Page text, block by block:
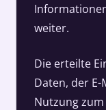
weiter.
Die erteilte
Daten, der
Nutzung